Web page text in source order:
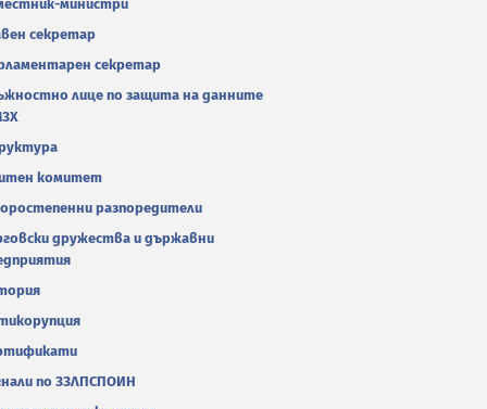
министри
секретар
секретар
лице по защита на данните
комитет
разпоредители
дружества и държавни
по ЗЗЛПСПОИН